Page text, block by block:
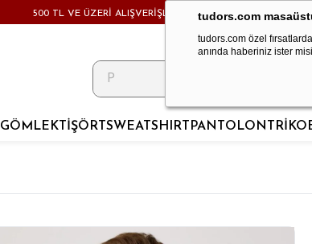
tudors.com
tudors.com özel
anında haberiniz ister
500 TL VE ÜZERİ ALIŞVERİŞLERDE KARGO BEDAVA! -
GÖMLEK TİŞÖRT SWEATSHIRT PANTOLON TRİKO